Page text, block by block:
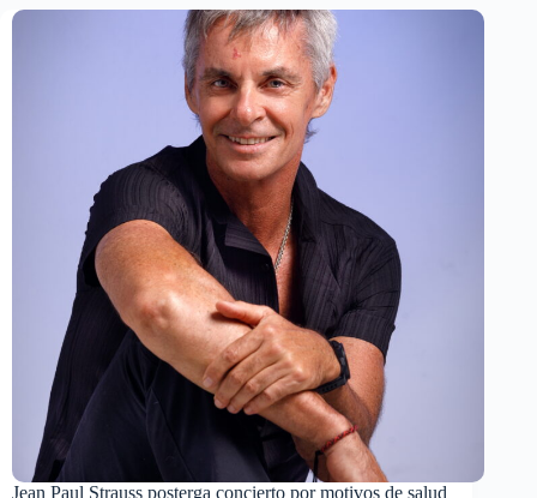
Jean Paul Strauss posterga concierto por motivos de salud